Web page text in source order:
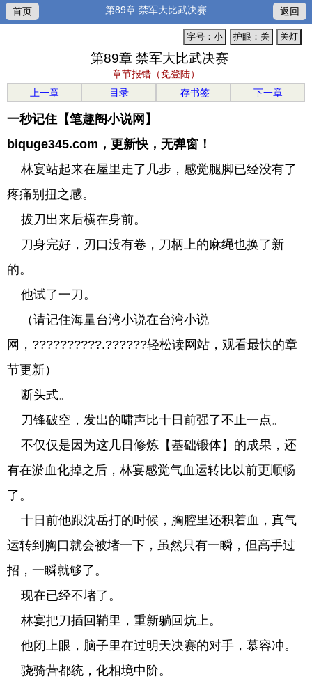
首页 第89章 禁军大比武决赛 返回
关灯
护眼：关
字号：小
第89章 禁军大比武决赛
章节报错（免登陆）
上一章
目录 存书签 下一章
一秒记住【笔趣阁小说网】
biquge345.com，更新快，无弹窗！
林宴站起来在屋里走了几步，感觉腿脚已经没有了
疼痛别扭之感。
拔刀出来后横在身前。
刀身完好，刃口没有卷，刀柄上的麻绳也换了新
的。
他试了一刀。
（请记住海量台湾小说在台湾小说
网，??????????.??????轻松读网站，观看最快的章
节更新）
断头式。
刀锋破空，发出的啸声比十日前强了不止一点。
不仅仅是因为这几日修炼【基础锻体】的成果，还
有在淤血化掉之后，林宴感觉气血运转比以前更顺畅
了。
十日前他跟沈岳打的时候，胸腔里还积着血，真气
运转到胸口就会被堵一下，虽然只有一瞬，但高手过
招，一瞬就够了。
现在已经不堵了。
林宴把刀插回鞘里，重新躺回炕上。
他闭上眼，脑子里在过明天决赛的对手，慕容冲。
骁骑营都统，化相境中阶。